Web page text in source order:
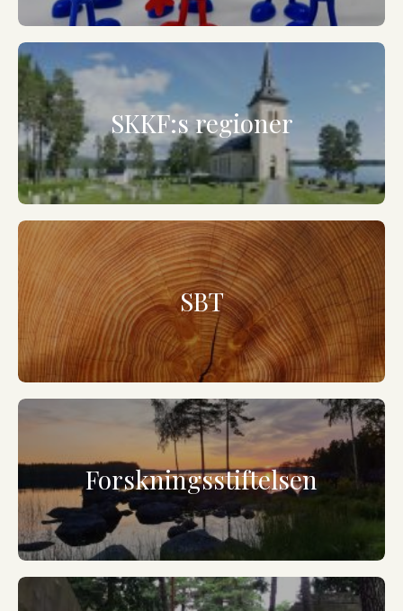
SKKF:s regioner
SBT
Forskningsstiftelsen